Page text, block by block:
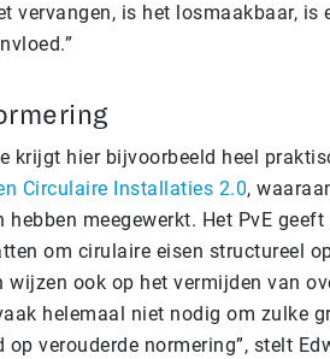
vervangen, is het losmaakbaar, is
krijgt hier bijvoorbeeld heel
Circulaire Installaties 2.0,
hebben meegewerkt. Het PvE
om cirulaire eisen structureel
wijzen ook op het vermijden van
helemaal niet nodig om zulke
op verouderde normering”, stelt